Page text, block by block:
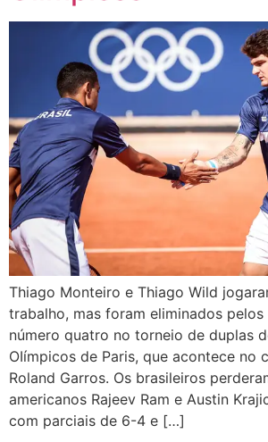
Thiago Monteiro e Thiago Wild
trabalho, mas foram eliminados
número quatro no torneio de duplas
OIímpicos de Paris, que acontece no
Roland Garros. Os brasileiros
americanos Rajeev Ram e Austin
com parciais de 6-4 e […]